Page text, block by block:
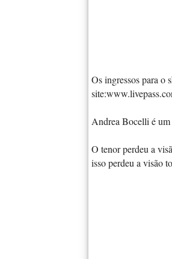
Os ingressos para o
Andrea Bocelli é um
O tenor perdeu a
isso perdeu a visão